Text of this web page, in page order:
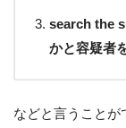
search the
かと容疑者
などと言うことが